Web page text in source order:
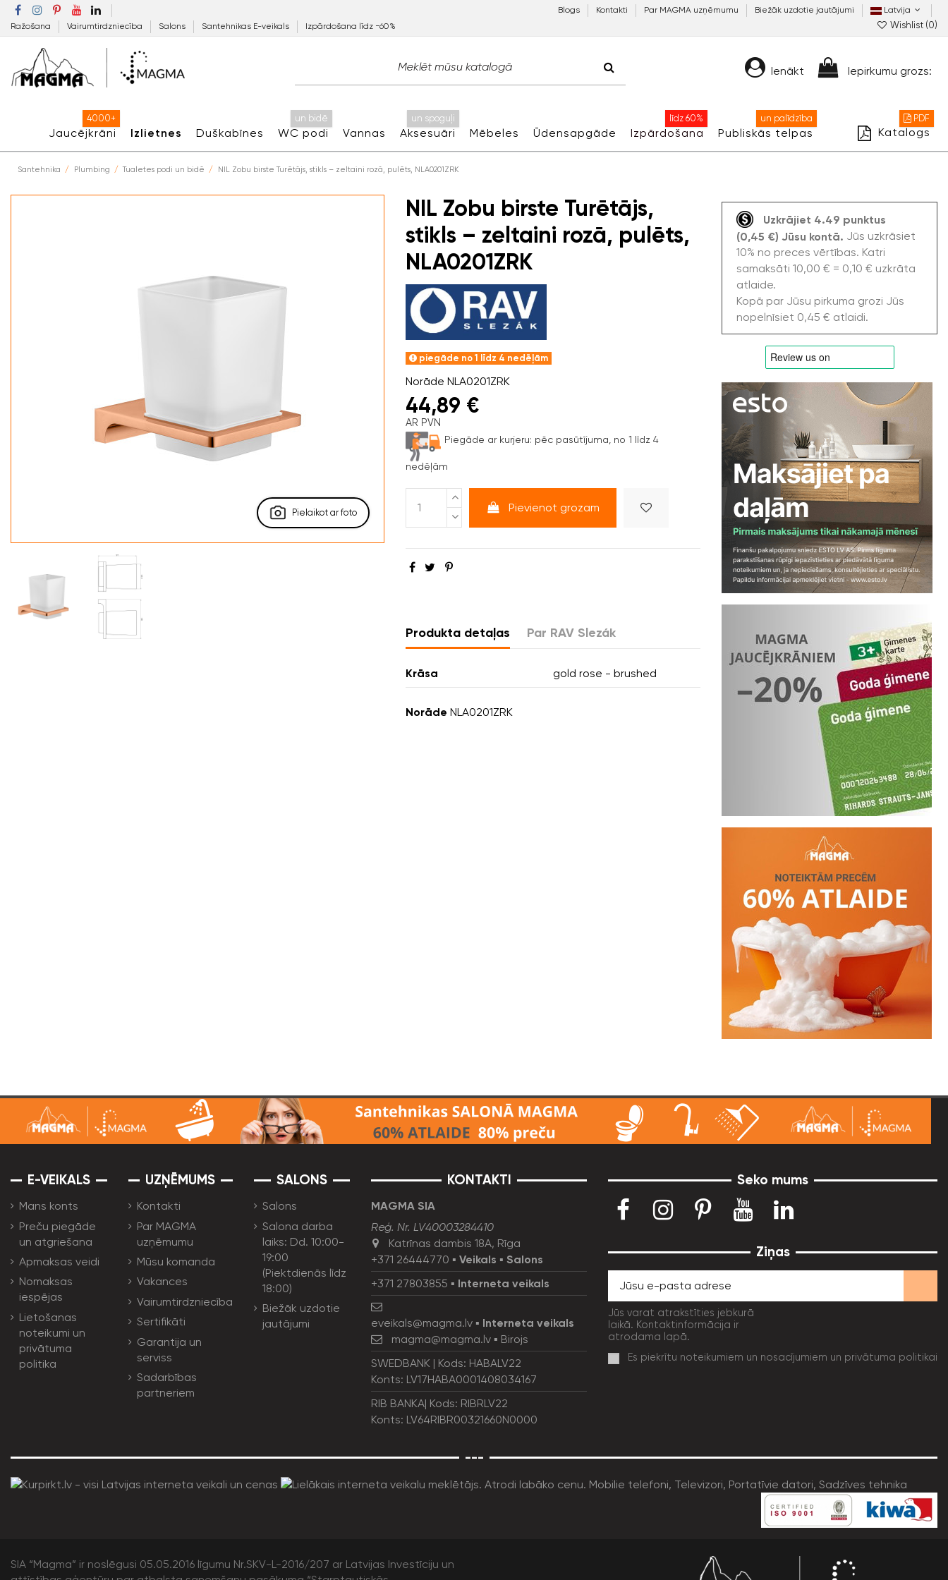
Ražošana Vairumtirdzniecība Salons Santehnikas E-veikals Izpārdošana līdz −60%
Blogs Kontakti Par MAGMA uzņēmumu Biežāk uzdotie jautājumi Latvija
Wishlist (0)
Ienākt Iepirkumu grozs:
Jaucējkrāni
4000+
Izlietnes Duškabīnes WC podi
un bidē
Vannas Aksesuāri
un spoguļi
Mēbeles Ūdensapgāde Izpārdošana
līdz 60%
Publiskās telpas
un palīdzība
Katalogs
PDF
Santehnika Plumbing Tualetes podi un bidē NIL Zobu birste Turētājs, stikls – zeltaini rozā, pulēts, NLA0201ZRK
Pielaikot ar foto
NIL Zobu birste Turētājs,
stikls – zeltaini rozā, pulēts,
NLA0201ZRK
piegāde no 1 līdz 4 nedēļām
Norāde NLA0201ZRK
44,89 €
AR PVN
Piegāde ar kurjeru: pēc pasūtījuma, no 1 līdz 4
nedēļām
Pievienot grozam
Produkta detaļas Par RAV Slezák
Krāsa gold rose - brushed
Norāde NLA0201ZRK
Uzkrājiet 4.49 punktus
(0,45 €) Jūsu kontā. Jūs uzkrāsiet
10% no preces vērtības. Katri
samaksāti 10,00 € = 0,10 € uzkrāta
atlaide.
Kopā par Jūsu pirkuma grozi Jūs
nopelnīsiet 0,45 € atlaidi.
E-VEIKALS
Mans konts
Preču piegāde
un atgriešana
Apmaksas veidi
Nomaksas
iespējas
Lietošanas
noteikumi un
privātuma
politika
UZŅĒMUMS
Kontakti
Par MAGMA
uzņēmumu
Mūsu komanda
Vakances
Vairumtirdzniecība
Sertifikāti
Garantija un
serviss
Sadarbības
partneriem
SALONS
Salons
Salona darba
laiks: Dd. 10:00-
19:00
(Piektdienās līdz
18:00)
Biežāk uzdotie
jautājumi
KONTAKTI
MAGMA SIA
Reģ. Nr. LV40003284410
Katrīnas dambis 18A, Rīga
+371 26444770 ▪ Veikals ▪ Salons
+371 27803855 ▪ Interneta veikals
eveikals@magma.lv ▪ Interneta veikals
magma@magma.lv▪ Birojs
SWEDBANK | Kods: HABALV22
Konts: LV17HABA0001408034167
RIB BANKA| Kods: RIBRLV22
Konts: LV64RIBR00321660N0000
Seko mums
Ziņas
Jūs varat atrakstīties jebkurā
laikā. Kontaktinformācija ir
atrodama lapā.
Es piekrītu noteikumiem un nosacījumiem un privātuma politikai
---
SIA “Magma” ir noslēgusi 05.05.2016 līgumu Nr.SKV-L-2016/207 ar Latvijas Investīciju un